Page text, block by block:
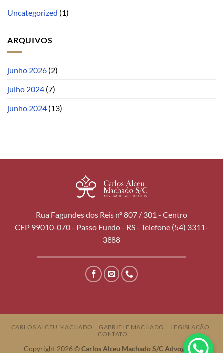
Uncategorized (1)
ARQUIVOS
junho 2026 (2)
julho 2024 (7)
junho 2024 (13)
Rua Fagundes dos Reis nº 807 / 301 - Centro
CEP 99010-070 - Passo Fundo - RS - Telefone (54) 3311-
3888
CARLOS ALCEU MACHADO GABRIELE MACHADO
LEGISLAÇÃO
CONTATO
Copyright 2026 ©Carlos Alceu Machado S/C Advogados